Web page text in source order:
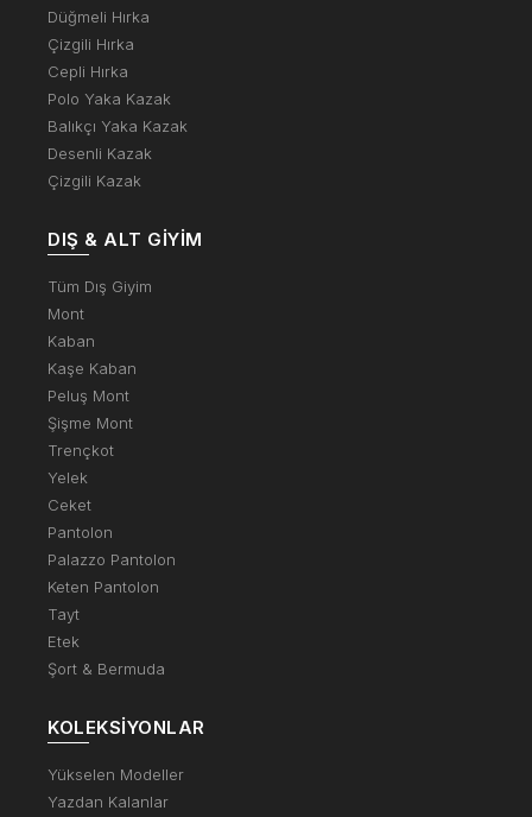
Düğmeli Hırka
Çizgili Hırka
Cepli Hırka
Polo Yaka Kazak
Balıkçı Yaka Kazak
Desenli Kazak
Çizgili Kazak
DIŞ & ALT GIYIM
Tüm Dış Giyim
Mont
Kaban
Kaşe Kaban
Peluş Mont
Şişme Mont
Trençkot
Yelek
Ceket
Pantolon
Palazzo Pantolon
Keten Pantolon
Tayt
Etek
Şort & Bermuda
KOLEKSIYONLAR
Yükselen Modeller
Yazdan Kalanlar